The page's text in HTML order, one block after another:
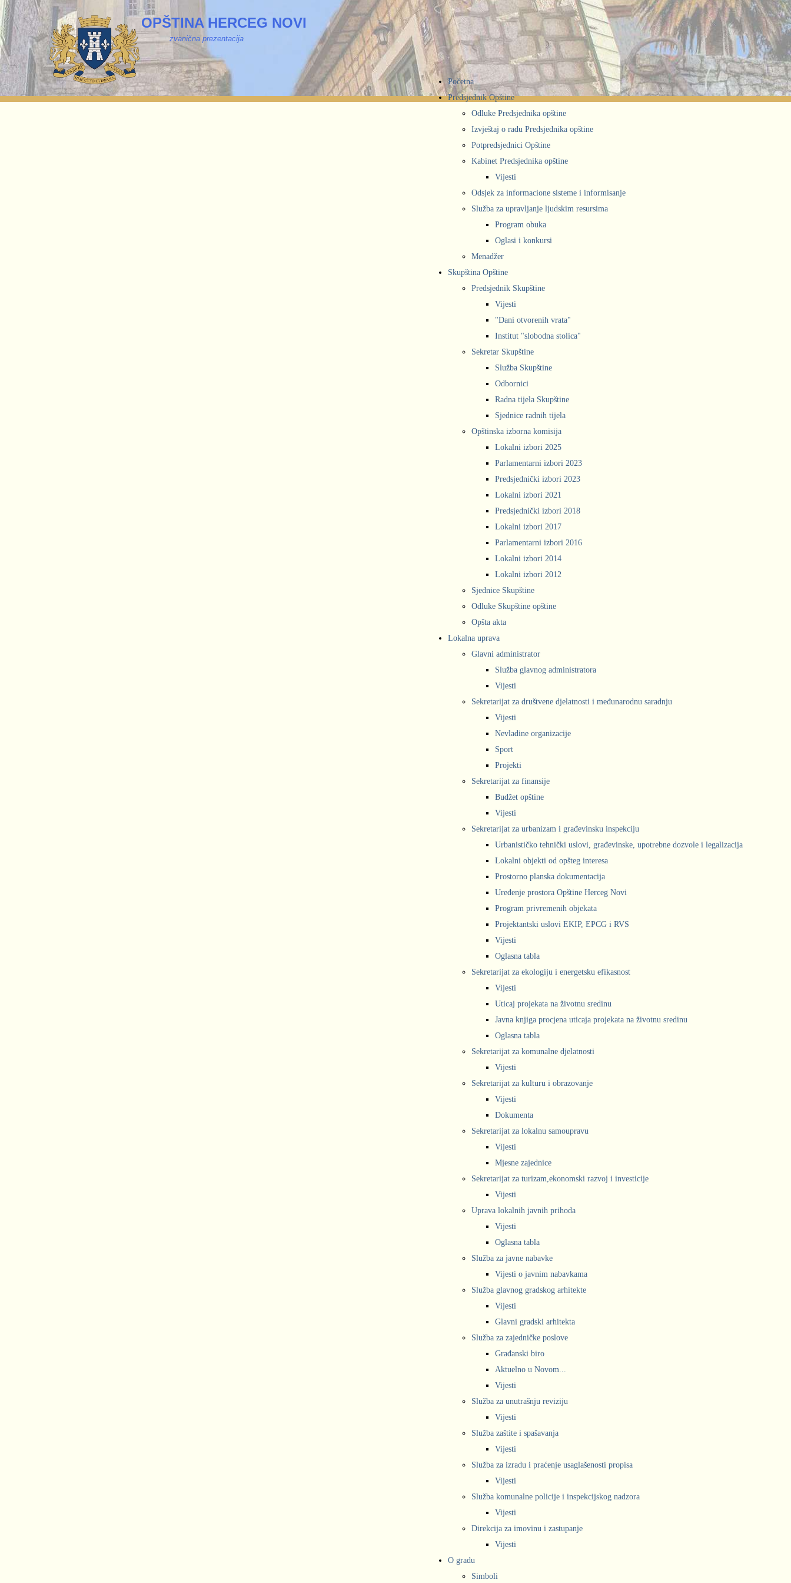
OPŠTINA HERCEG NOVI
zvanična prezentacija
Početna
Predsjednik Opštine
Odluke Predsjednika opštine
Izvještaj o radu Predsjednika opštine
Potpredsjednici Opštine
Kabinet Predsjednika opštine
Vijesti
Odsjek za informacione sisteme i informisanje
Služba za upravljanje ljudskim resursima
Program obuka
Oglasi i konkursi
Menadžer
Skupština Opštine
Predsjednik Skupštine
Vijesti
"Dani otvorenih vrata"
Institut "slobodna stolica"
Sekretar Skupštine
Služba Skupštine
Odbornici
Radna tijela Skupštine
Sjednice radnih tijela
Opštinska izborna komisija
Lokalni izbori 2025
Parlamentarni izbori 2023
Predsjednički izbori 2023
Lokalni izbori 2021
Predsjednički izbori 2018
Lokalni izbori 2017
Parlamentarni izbori 2016
Lokalni izbori 2014
Lokalni izbori 2012
Sjednice Skupštine
Odluke Skupštine opštine
Opšta akta
Lokalna uprava
Glavni administrator
Služba glavnog administratora
Vijesti
Sekretarijat za društvene djelatnosti i međunarodnu saradnju
Vijesti
Nevladine organizacije
Sport
Projekti
Sekretarijat za finansije
Budžet opštine
Vijesti
Sekretarijat za urbanizam i građevinsku inspekciju
Urbanističko tehnički uslovi, građevinske, upotrebne dozvole i legalizacija
Lokalni objekti od opšteg interesa
Prostorno planska dokumentacija
Uređenje prostora Opštine Herceg Novi
Program privremenih objekata
Projektantski uslovi EKIP, EPCG i RVS
Vijesti
Oglasna tabla
Sekretarijat za ekologiju i energetsku efikasnost
Vijesti
Uticaj projekata na životnu sredinu
Javna knjiga procjena uticaja projekata na životnu sredinu
Oglasna tabla
Sekretarijat za komunalne djelatnosti
Vijesti
Sekretarijat za kulturu i obrazovanje
Vijesti
Dokumenta
Sekretarijat za lokalnu samoupravu
Vijesti
Mjesne zajednice
Sekretarijat za turizam,ekonomski razvoj i investicije
Vijesti
Uprava lokalnih javnih prihoda
Vijesti
Oglasna tabla
Služba za javne nabavke
Vijesti o javnim nabavkama
Služba glavnog gradskog arhitekte
Vijesti
Glavni gradski arhitekta
Služba za zajedničke poslove
Građanski biro
Aktuelno u Novom...
Vijesti
Služba za unutrašnju reviziju
Vijesti
Služba zaštite i spašavanja
Vijesti
Služba za izradu i praćenje usaglašenosti propisa
Vijesti
Služba komunalne policije i inspekcijskog nadzora
Vijesti
Direkcija za imovinu i zastupanje
Vijesti
O gradu
Simboli